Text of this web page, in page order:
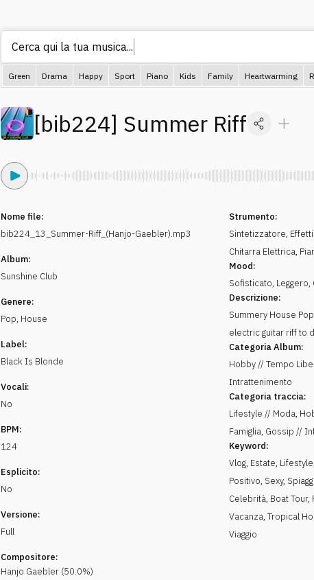
Cerca qui la tua musica...
Green Drama Happy Sport Piano Kids Family Heartwarming
[bib224] Summer Riff
Nome file:
bib224_13_Summer-Riff_(Hanjo-Gaebler).mp3
Album:
Sunshine Club
Genere:
Pop, House
Label:
Black Is Blonde
Vocali:
No
BPM:
124
Esplicito:
No
Versione:
Full
Compositore:
Hanjo Gaebler (50.0%)
Strumento:
Sintetizzatore,
Chitarra Elettrica,
Mood:
Sofisticato, Leggero,
Descrizione:
Summery House
electric guitar riff to
Categoria Album:
Hobby // Tempo
Intrattenimento
Categoria traccia:
Lifestyle // Moda,
Famiglia, Gossip //
Keyword:
Vlog, Estate, Lifestyle,
Positivo, Sexy,
Celebrità, Boat Tour,
Vacanza,Tropical
Viaggio